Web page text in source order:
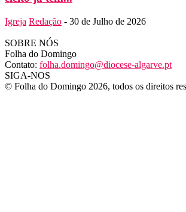
Igreja Redação - 30 de Julho de 2026
SOBRE NÓS
Folha do Domingo
Contato: folha.domingo@diocese-algarve.pt
SIGA-NOS
© Folha do Domingo 2026, todos os direitos